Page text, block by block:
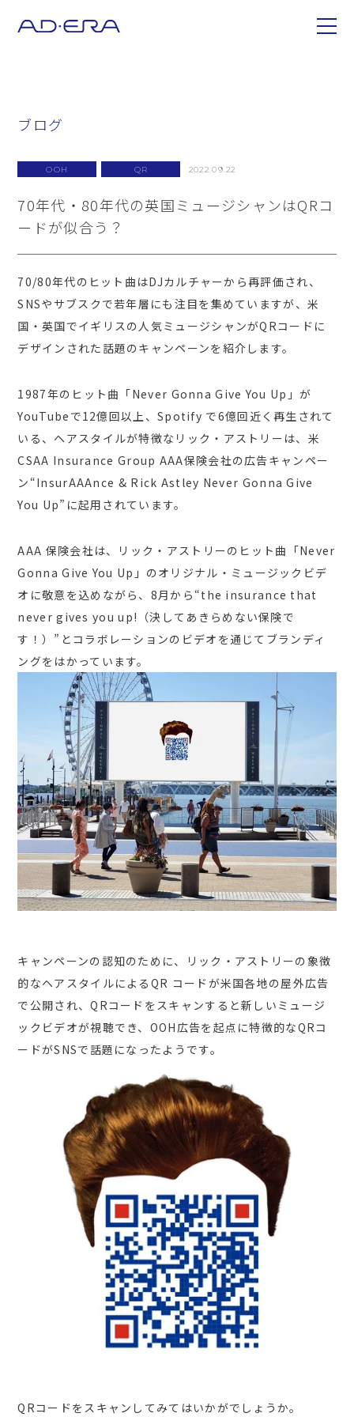
ブログ
OOH QR 2022.09.22
70年代・80年代の英国ミュージシャンはQRコ
ードが似合う？
70/80年代のヒット曲はDJカルチャーから再評価され、
SNSやサブスクで若年層にも注目を集めていますが、米
国・英国でイギリスの人気ミュージシャンがQRコードに
デザインされた話題のキャンペーンを紹介します。
1987年のヒット曲「Never Gonna Give You Up 」が
YouTube で12億回以上、 Spotify で6億回近く再生されて
いる、ヘアスタイルが特徴なリック・アストリーは、米
CSAA Insurance Group AAA保険会社の広告キャンペー
ン “InsurAAAnce & Rick Astley Never Gonna Give
You Up” に起用されています。
AAA 保険会社は、リック・アストリーのヒット曲「Never
Gonna Give You Up 」のオリジナル・ミュージックビデ
オに敬意を込めながら、 8月から “the insurance that
never gives you up! （決してあきらめない保険で
す！） ” とコラボレーションのビデオを通じてブランディ
ングをはかっています。
キャンペーンの認知のために、リック・アストリーの象徴
的なヘアスタイルによる QR コードが米国各地の屋外広告
で公開され、QRコードをスキャンすると新しいミュージ
ックビデオが視聴でき、 OOH広告を起点に特徴的なQRコ
ードがSNSで話題になったようです。
QRコードをスキャンしてみてはいかがでしょうか。